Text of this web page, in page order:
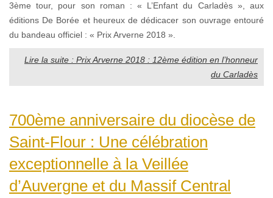
3ème tour, pour son roman : « L’Enfant du Carladès », aux
éditions De Borée et heureux de dédicacer son ouvrage entouré
du bandeau officiel : « Prix Arverne 2018 ».
Lire la suite : Prix Arverne 2018 : 12ème édition en l’honneur
du Carladès
700ème anniversaire du diocèse de
Saint-Flour : Une célébration
exceptionnelle à la Veillée
d’Auvergne et du Massif Central